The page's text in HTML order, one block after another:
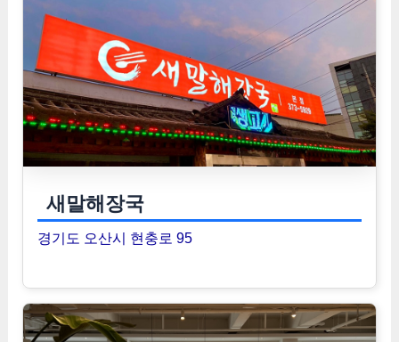
새말해장국
경기도 오산시 현충로 95